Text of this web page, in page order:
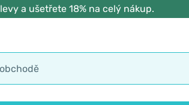
a ušetřete 18% na celý nákup.